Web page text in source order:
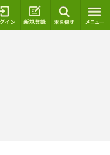
ログイン 新規登録